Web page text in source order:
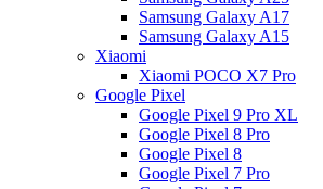
Samsung Galaxy A17
Samsung Galaxy A15
Xiaomi
Xiaomi POCO X7 Pro
Google Pixel
Google Pixel 9 Pro XL
Google Pixel 8 Pro
Google Pixel 8
Google Pixel 7 Pro